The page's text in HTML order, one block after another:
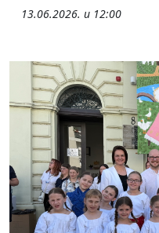
13.06.2026. u 12:00